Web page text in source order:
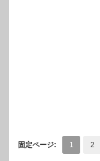
固定ページ: 1 2